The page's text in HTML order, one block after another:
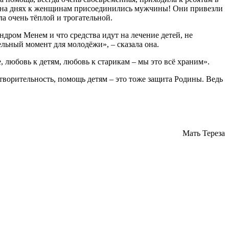
днях к женщинам присоединились мужчины! Они привезли
очень тёплой и трогательной.
Менем и что средства идут на лечение детей, не
момент для молодёжи», – сказала она.
к детям, любовь к старикам – мы это всё храним».
помощь детям – это тоже защита Родины. Ведь
Мать Тереза